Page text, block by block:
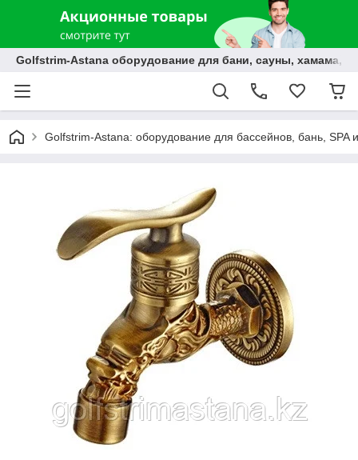
Golfstrim-Astana оборудование для бани, сауны, хамама,
Golfstrim-Astana: оборудование для бассейнов, бань, SPA